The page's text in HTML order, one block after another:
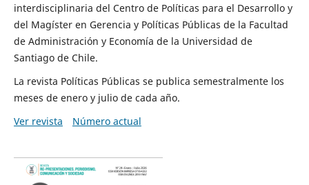
interdisciplinaria del Centro de Políticas para el Desarrollo y
del Magíster en Gerencia y Políticas Públicas de la Facultad
de Administración y Economía de la Universidad de
Santiago de Chile.
La revista Políticas Públicas se publica semestralmente los
meses de enero y julio de cada año.
Ver revista
Número actual